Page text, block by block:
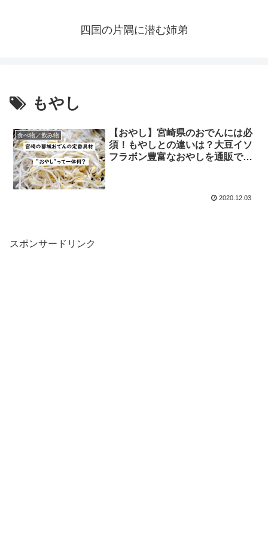
四国の片隅に潜む姉弟
もやし
食べ物／飲み物
【おやし】宮崎県のおでんには必
須！もやしとの違いは？大豆イソ
フラボン豊富なおやしを通販で購
2020.12.03
スポンサードリンク